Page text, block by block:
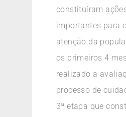
constituíram
importantes para
atenção da
os primeiros 4
realizado a
processo de
3ª etapa que